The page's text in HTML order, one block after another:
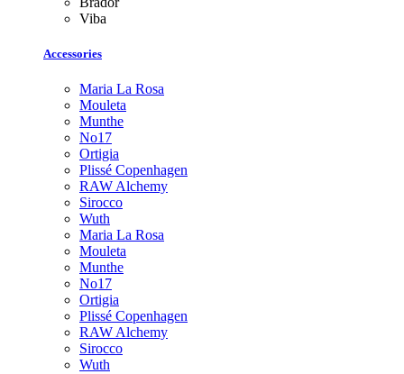
Viba
Accessories
Maria La Rosa
Mouleta
Munthe
No17
Ortigia
Plissé Copenhagen
RAW Alchemy
Sirocco
Wuth
Maria La Rosa
Mouleta
Munthe
No17
Ortigia
Plissé Copenhagen
RAW Alchemy
Sirocco
Wuth